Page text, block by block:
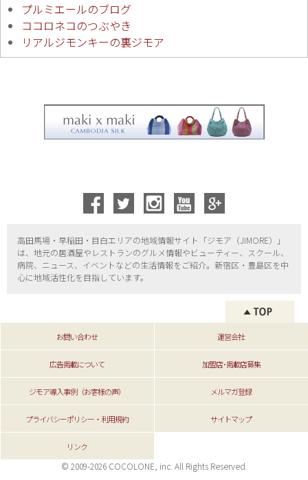
プルミエールのブログ
ココロネコのつぶやき
リアルジモンキーの裏ジモア
高田馬場・早稲田・目白エリアの地域情報サイト「ジモア（JIMORE）」
は、地元の居酒屋やレストランのグルメ情報やビューティー、
スクール、
病院、ニュース、イベントなどの生活情報をご紹介。新宿区・ 豊島区を中
心に地域活性化を目指しています。
お問い合わせ 運営会社
広告掲載について 加盟店･掲載店募集
ジモア導入事例（お客様の声） メルマガ登録
プライバシーポリシー・利用規約 サイトマップ
リンク
© 2009-2026 COCOLONE, inc. All Rights Reserved.